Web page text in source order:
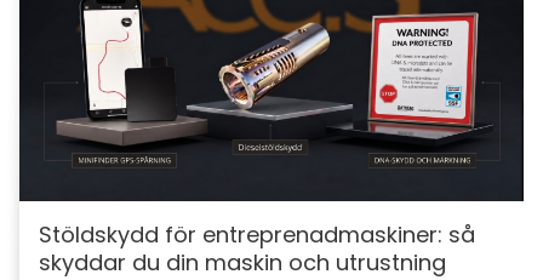
Stöldskydd för entreprenadmaskiner: så
skyddar du din maskin och utrustning